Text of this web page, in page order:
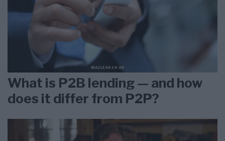
What is P2B lending — and how
does it differ from P2P?